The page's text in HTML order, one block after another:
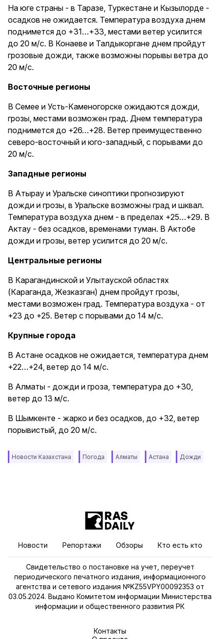
На юге страны - в Таразе, Туркестане и Кызылорде -
осадков не ожидается. Температура воздуха днем
поднимется до +31…+33, местами ветер усилится
до 20 м/с. В Конаеве и Талдыкоргане днем пройдут
грозовые дожди, также возможны порывы ветра до
20 м/с.
Восточные регионы
В Семее и Усть-Каменогорске ожидаются дожди,
грозы, местами возможен град. Днем температура
поднимется до +26…+28. Ветер преимущественно
северо-восточный и юго-западный, с порывами до
20 м/с.
Западные регионы
В Атырау и Уральске синоптики прогнозируют
дожди и грозы, в Уральске возможны град и шквал.
Температура воздуха днем - в пределах +25…+29. В
Актау - без осадков, временами туман. В Актобе
дожди и грозы, ветер усилится до 20 м/с.
Центральные регионы
В Карагандинской и Улытауской областях
(Караганда, Жезказган) днем пройдут грозы,
местами возможен град. Температура воздуха - от
+23 до +25. Ветер с порывами до 14 м/с.
Крупные города
В Астане осадков не ожидается, температура днем
+22…+24, ветер до 14 м/с.
В Алматы - дожди и гроза, температура до +30,
ветер до 13 м/с.
В Шымкенте - жарко и без осадков, до +32, ветер
порывистый, до 20 м/с.
Новости Казахстана Погода Алматы Астана Дожди
Новости Репортажи Обзоры Кто есть кто
Свидетельство о постановке на учет, переучет
периодического печатного издания, информационного
агентства и сетевого издания №KZ55VPY00092353 от
03.05.2024. Выдано Комитетом информации Министерства
информации и общественного развития РК
Контакты